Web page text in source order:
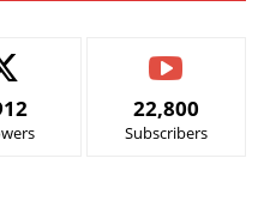
22,800
Subscribers